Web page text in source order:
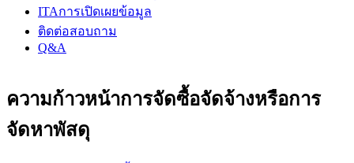
ITAการเปิดเผยข้อมูล
ติดต่อสอบถาม
Q&A
ความก้าวหน้าการจัดซื้อจัดจ้างหรือการ
จัดหาพัสดุ